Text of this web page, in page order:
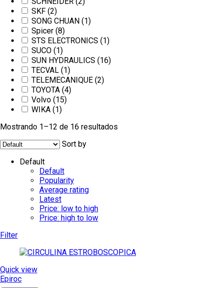
SKF (2)
SONG CHUAN (1)
Spicer (8)
STS ELECTRONICS (1)
SUCO (1)
SUN HYDRAULICS (16)
TECVAL (1)
TELEMECANIQUE (2)
TOYOTA (4)
Volvo (15)
WIKA (1)
Mostrando 1–12 de 16 resultados
Sort by
Default
Default
Popularity
Average rating
Latest
Price: low to high
Price: high to low
Filter
Quick view
Epiroc